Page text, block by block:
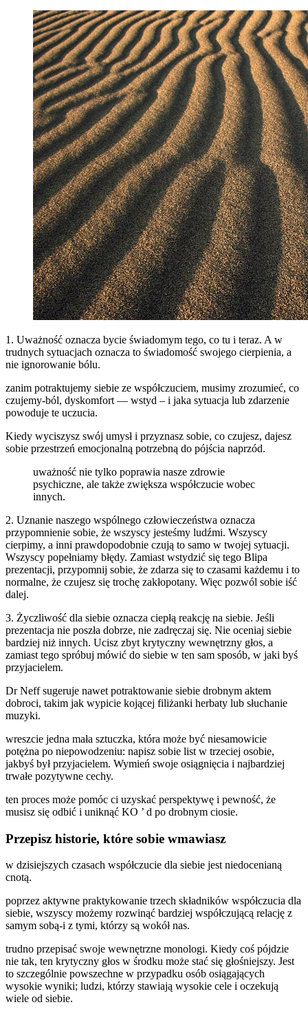
1. Uważność oznacza bycie świadomym tego, co tu i teraz. A w
trudnych sytuacjach oznacza to świadomość swojego cierpienia, a
nie ignorowanie bólu.
zanim potraktujemy siebie ze współczuciem, musimy zrozumieć, co
czujemy-ból, dyskomfort — wstyd – i jaka sytuacja lub zdarzenie
powoduje te uczucia.
Kiedy wyciszysz swój umysł i przyznasz sobie, co czujesz, dajesz
sobie przestrzeń emocjonalną potrzebną do pójścia naprzód.
uważność nie tylko poprawia nasze zdrowie
psychiczne, ale także zwiększa współczucie wobec
innych.
2. Uznanie naszego wspólnego człowieczeństwa oznacza
przypomnienie sobie, że wszyscy jesteśmy ludźmi. Wszyscy
cierpimy, a inni prawdopodobnie czują to samo w twojej sytuacji.
Wszyscy popełniamy błędy. Zamiast wstydzić się tego Blipa
prezentacji, przypomnij sobie, że zdarza się to czasami każdemu i to
normalne, że czujesz się trochę zakłopotany. Więc pozwól sobie iść
dalej.
3. Życzliwość dla siebie oznacza ciepłą reakcję na siebie. Jeśli
prezentacja nie poszła dobrze, nie zadręczaj się. Nie oceniaj siebie
bardziej niż innych. Ucisz zbyt krytyczny wewnętrzny głos, a
zamiast tego spróbuj mówić do siebie w ten sam sposób, w jaki byś
przyjacielem.
Dr Neff sugeruje nawet potraktowanie siebie drobnym aktem
dobroci, takim jak wypicie kojącej filiżanki herbaty lub słuchanie
muzyki.
wreszcie jedna mała sztuczka, która może być niesamowicie
potężna po niepowodzeniu: napisz sobie list w trzeciej osobie,
jakbyś był przyjacielem. Wymień swoje osiągnięcia i najbardziej
trwałe pozytywne cechy.
ten proces może pomóc ci uzyskać perspektywę i pewność, że
musisz się odbić i uniknąć KO ’ d po drobnym ciosie.
Przepisz historie, które sobie wmawiasz
w dzisiejszych czasach współczucie dla siebie jest niedocenianą
cnotą.
poprzez aktywne praktykowanie trzech składników współczucia dla
siebie, wszyscy możemy rozwinąć bardziej współczującą relację z
samym sobą-i z tymi, którzy są wokół nas.
trudno przepisać swoje wewnętrzne monologi. Kiedy coś pójdzie
nie tak, ten krytyczny głos w środku może stać się głośniejszy. Jest
to szczególnie powszechne w przypadku osób osiągających
wysokie wyniki; ludzi, którzy stawiają wysokie cele i oczekują
wiele od siebie.